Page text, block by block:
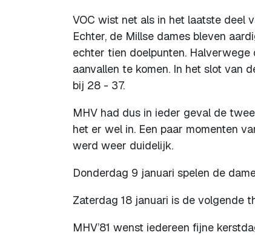
VOC wist net als in het laatste deel
Echter, de Millse dames bleven
echter tien doelpunten.
aanvallen te komen. In het slot
bij 28 - 37.
MHV had dus in ieder geval de
het er wel in. Een paar momenten
werd weer duidelijk.
Donderdag 9 januari spelen de
Zaterdag 18 januari is de volgende
MHV’81 wenst iedereen fijne